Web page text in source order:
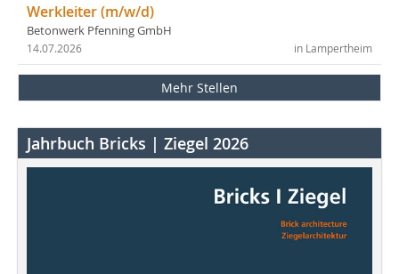
Werkleiter (m/w/d)
Betonwerk Pfenning GmbH
in Lampertheim
14.07.2026
Mehr Stellen
Jahrbuch Bricks | Ziegel 2026